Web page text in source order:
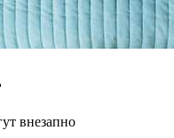
внезапно